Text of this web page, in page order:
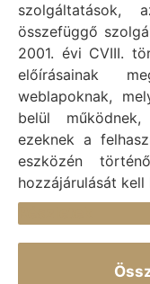
Cím: H-2473 Vál,
Telefon: +36 (22)
E-mail:
Elérhetőségek
+36 (22) 353-411
szolgáltatások,
összefüggő
2001. évi CVIII.
előírásainak
weblapoknak,
belül
ezeknek a
eszközén
hozzájárulását kell